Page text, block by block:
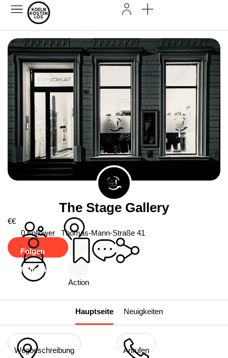
The Stage Gallery
€€
0 Follower
Thomas-Mann-Straße 41
Folgen
Following
Action
Hauptseite Neuigkeiten
Wegbeschreibung Anrufen